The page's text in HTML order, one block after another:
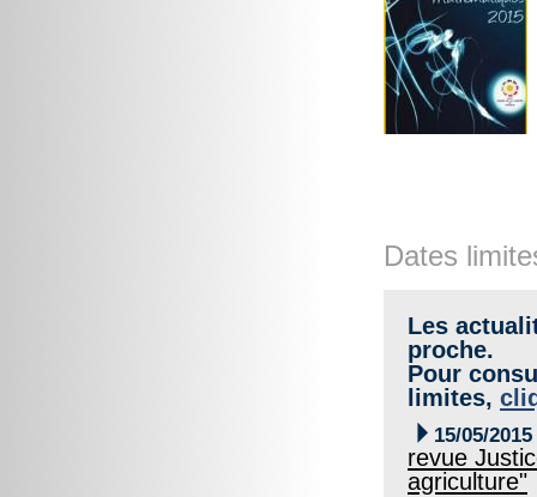
Dates
Les
proche.
Pour
limites,
 15/05/2015
revue
agriculture"